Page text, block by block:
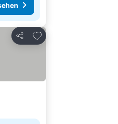
Teilen
Zu Favoriten hinzufügen